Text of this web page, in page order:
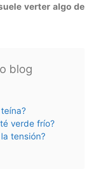
verter algo de
blog
verde frío?
tensión?